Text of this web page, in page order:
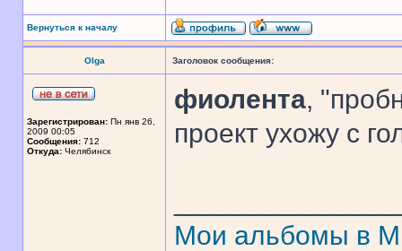
Вернуться к началу
Olga Заголовок сообщения:
Зарегистрирован: Пн янв 26,
2009 00:05
Сообщения: 712
Откуда: Челябинск
фиолента,
проект ухожу с
Мои альбомы в